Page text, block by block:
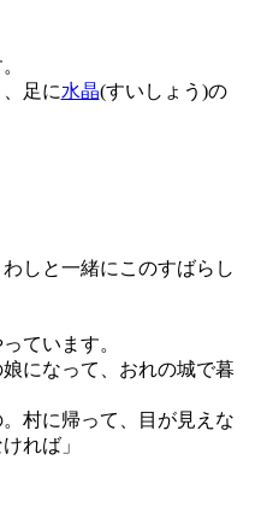
足に水晶(すいしょう)の
しと一緒にこのすばらし
ています。
になって、おれの城で暮
村に帰って、目が見えな
れば」